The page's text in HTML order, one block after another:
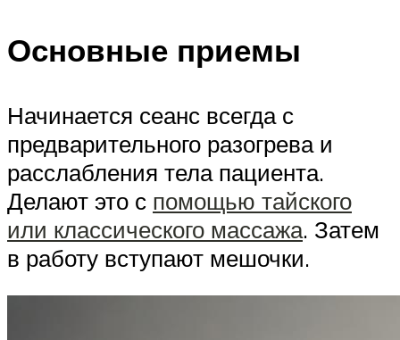
Основные приемы
Начинается сеанс всегда с
предварительного разогрева и
расслабления тела пациента.
Делают это с помощью тайского
или классического массажа. Затем
в работу вступают мешочки.